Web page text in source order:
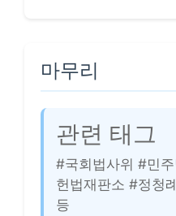
마무리
관련 태그
#국회법사위 #민
헌법재판소 #정청
등